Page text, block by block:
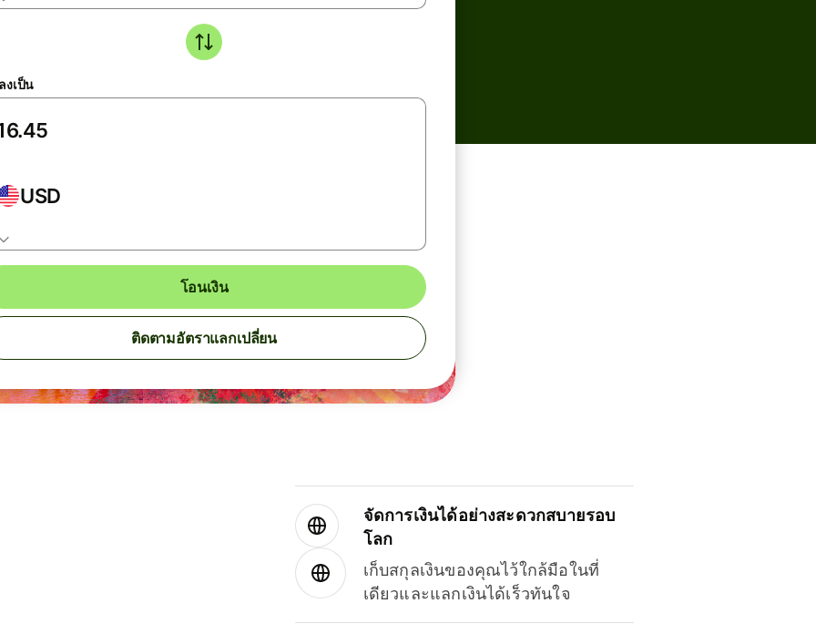
งเป็น
USD
โอนเงิน
ติดตามอัตราแลกเปลี่ยน
จัดการเงินได้อย่างสะดวกสบายรอบ
โลก
เก็บสกุลเงินของคุณไว้ใกล้มือในที่
เดียวและแลกเงินได้เร็วทันใจ